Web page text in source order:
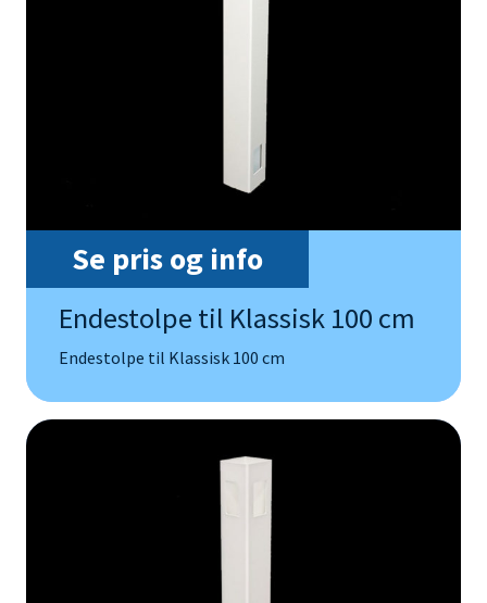
Se pris og info
Endestolpe til Klassisk 100 cm
Endestolpe til Klassisk 100 cm